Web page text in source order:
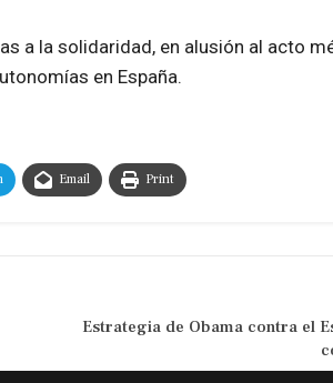
a la solidaridad, en alusión al acto
en España.
Email Print
Estrategia de Obama contra el